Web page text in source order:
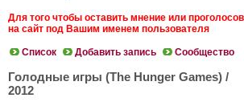
Для того чтобы оставить мнение или
на сайт под Вашим именем пользователя
Список Добавить запись Сообщество
Голодные игры (The Hunger Games) /
2012